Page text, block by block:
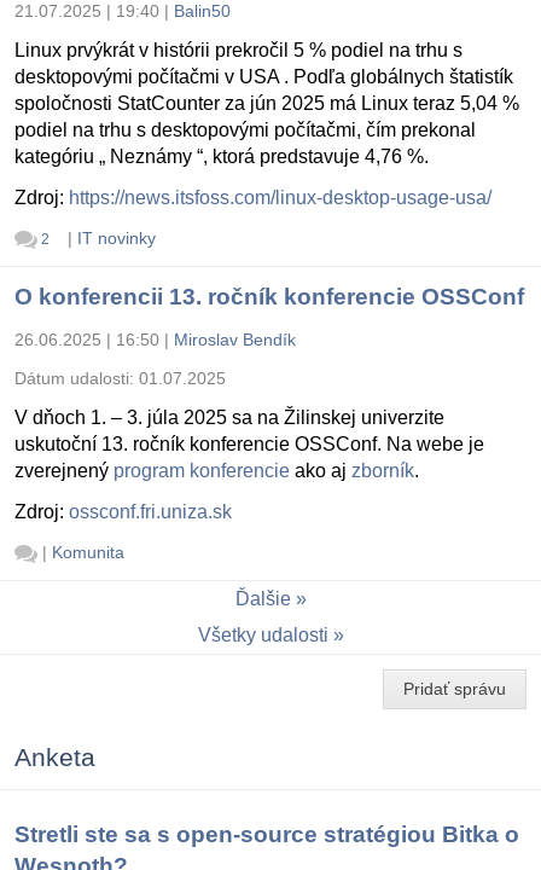
21.07.2025 | 19:40 | Balin50
Linux prvýkrát v histórii prekročil 5 % podiel na trhu s
desktopovými počítačmi v USA . Podľa globálnych štatistík
spoločnosti StatCounter za jún 2025 má Linux teraz 5,04 %
podiel na trhu s desktopovými počítačmi, čím prekonal
kategóriu „ Neznámy “, ktorá predstavuje 4,76 %.
Zdroj: https://news.itsfoss.com/linux-desktop-usage-usa/
2 | IT novinky
O konferencii 13. ročník konferencie OSSConf
26.06.2025 | 16:50 | Miroslav Bendík
Dátum udalosti: 01.07.2025
V dňoch 1. – 3. júla 2025 sa na Žilinskej univerzite
uskutoční 13. ročník konferencie OSSConf. Na webe je
zverejnený program konferencie ako aj zborník.
Zdroj: ossconf.fri.uniza.sk
| Komunita
Ďalšie
Všetky udalosti
Pridať správu
Anketa
Stretli ste sa s open-source stratégiou Bitka o